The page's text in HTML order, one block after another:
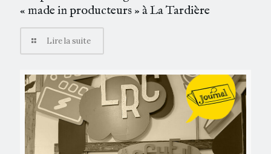
« made in producteurs » à La Tardière
Lire la suite